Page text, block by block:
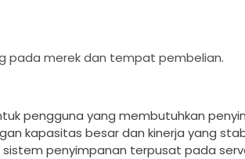
pada merek dan tempat pembelian.
pengguna yang membutuhkan
kapasitas besar dan kinerja yang
penyimpanan terpusat pada